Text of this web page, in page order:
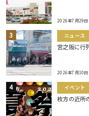
2026年7月29日
ニュース
宮之阪に行
2026年7月10日
イベント
枚方の近所